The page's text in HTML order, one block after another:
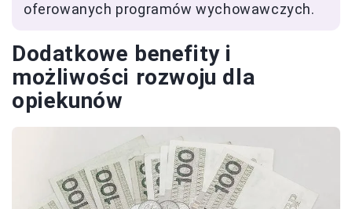
oferowanych programów wychowawczych.
Dodatkowe benefity i
możliwości rozwoju dla
opiekunów